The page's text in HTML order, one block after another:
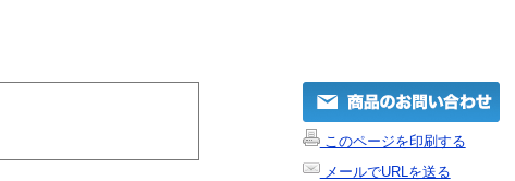
このページを印刷する
メールでURLを送る